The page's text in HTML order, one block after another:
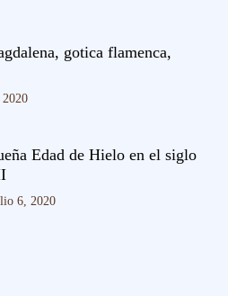
gotica flamenca,
Edad de Hielo en el siglo
6, 2020